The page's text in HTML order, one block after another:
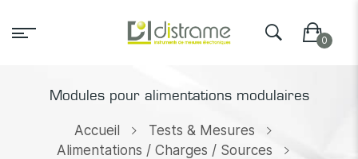
Modules pour alimentations modulaires
Accueil
Tests & Mesures
Alimentations / Charges / Sources